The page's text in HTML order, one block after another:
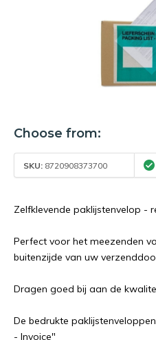
Choose from:
SKU: 8720908373700
Zelfklevende paklijstenvelop -
Perfect voor het meezenden
buitenzijde van uw
Dragen goed bij aan de
De bedrukte
- Invoice"